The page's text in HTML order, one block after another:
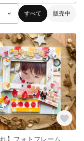
すべて 販売中